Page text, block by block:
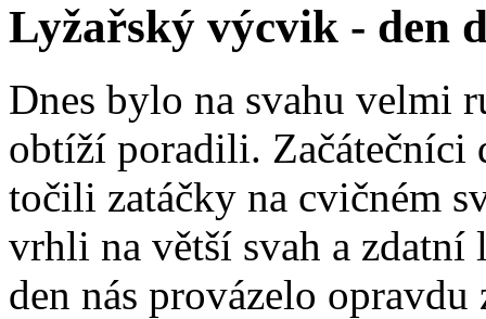
Lyžařský výcvik - den
Dnes bylo na svahu velmi
obtíží poradili. Začátečníci
točili zatáčky na cvičném
vrhli na větší svah a
den nás provázelo opravdu